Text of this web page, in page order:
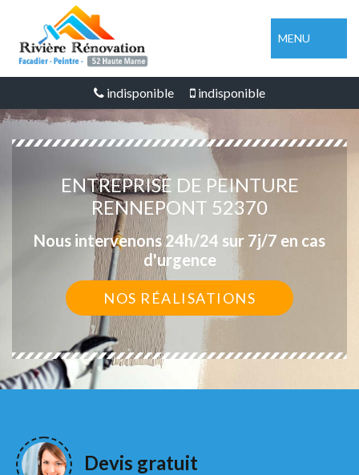
MENU
indisponible indisponible
ENTREPRISE DE PEINTURE
RENNEPONT 52370
Nous intervenons 24h/24 sur 7j/7 en cas
d'urgence
NOS RÉALISATIONS
Devis gratuit